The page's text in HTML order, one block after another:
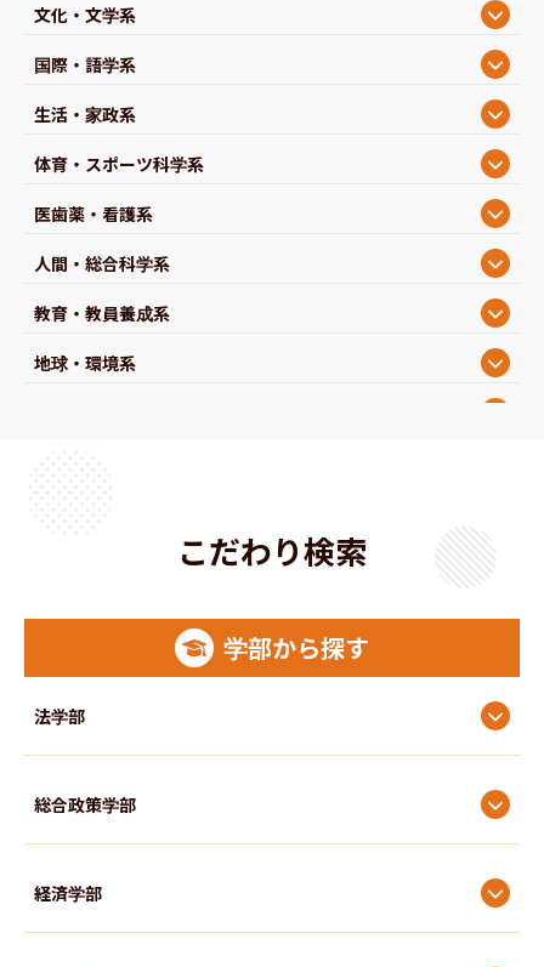
文化・文学系
国際・語学系
生活・家政系
体育・スポーツ科学系
医歯薬・看護系
人間・総合科学系
教育・教員養成系
地球・環境系
こだわり検索
学部から探す
法学部
総合政策学部
経済学部